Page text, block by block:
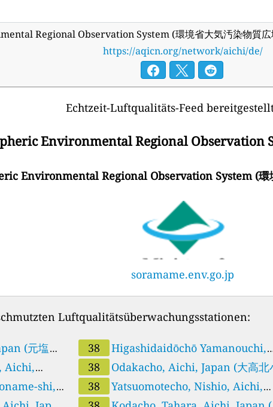
Regional Observation System (環境省大気汚染物質
https://aqicn.org/network/aichi/de/
Echtzeit-Luftqualitäts-Feed
Environmental Regional Observation
Environmental Regional Observation System (環
soramame.env.go.jp
Luftqualitätsüberwachungsstationen:
(元塩公
Aichi,
shi,
Japan (東海市横須賀小学校東海市)
38
Higashidaidōchō Yamanouchi,
Owariasahi-shi, Aichi-ken, Japan (尾
市東大道町尾張旭市)
38
Odakacho, Aichi, Japan (大高北
学校名古屋市緑区)
38
Yatsuomotecho, Nishio, Aichi,